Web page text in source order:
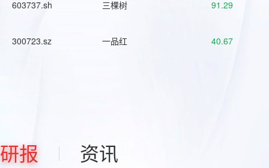
603737.sh 三棵树 91.29
300723.sz 一品红 40.67
研报 资讯